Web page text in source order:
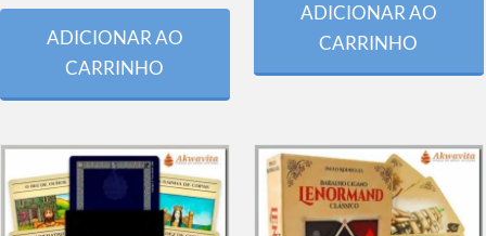
ADICIONAR AO
CARRINHO
ADICIONAR AO
CARRINHO